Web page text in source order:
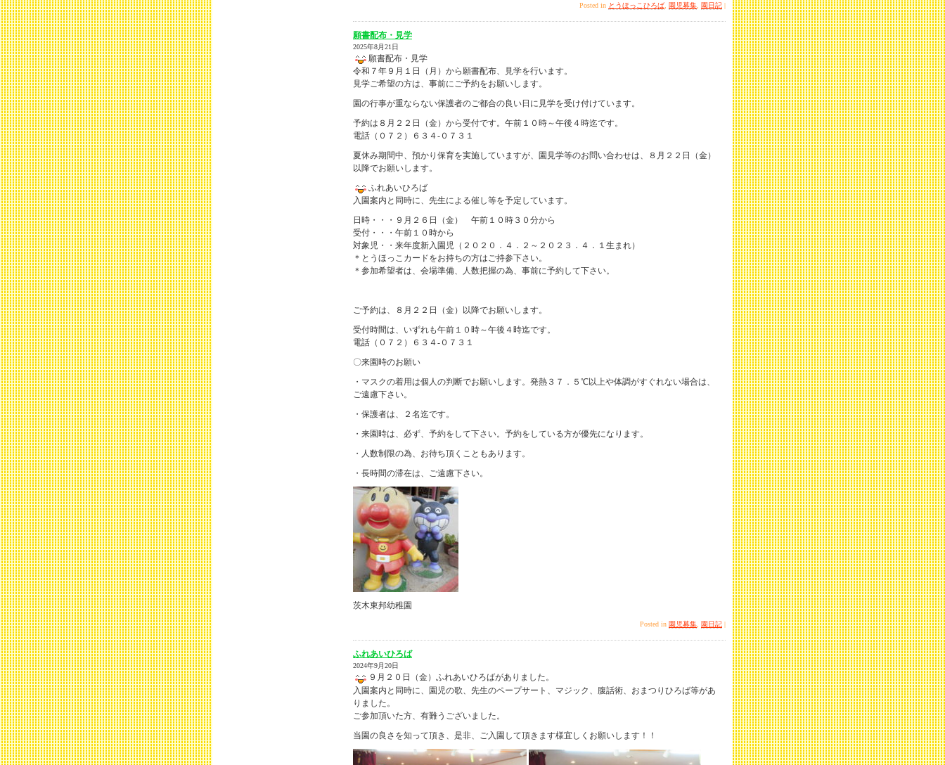
Posted in とうほっこひろば 園児募集 園日記 |
願書配布・見学
2025年8月21日
願書配布・見学
令和７年９月１日（月）から願書配布、見学を行います。
見学ご希望の方は、事前にご予約をお願いします。
園の行事が重ならない保護者のご都合の良い日に見学を受け付けています。
予約は８月２２日（金）から受付です。午前１０時～午後４時迄です。
電話（０７２）６３４-０７３１
夏休み期間中、預かり保育を実施していますが、園見学等のお問い合わせは、８月２２日（金）
以降でお願いします。
ふれあいひろば
入園案内と同時に、先生による催し等を予定しています。
日時・・・９月２６日（金） 午前１０時３０分から
受付・・・午前１０時から
対象児・・来年度新入園児（２０２０．４．２～２０２３．４．１生まれ）
＊とうほっこカードをお持ちの方はご持参下さい。
＊参加希望者は、会場準備、人数把握の為、事前に予約して下さい。
ご予約は、８月２２日（金）以降でお願いします。
受付時間は、いずれも午前１０時～午後４時迄です。
電話（０７２）６３４-０７３１
〇来園時のお願い
・マスクの着用は個人の判断でお願いします。発熱３７．５℃以上や体調がすぐれない場合は、
ご遠慮下さい。
・保護者は、２名迄です。
・来園時は、必ず、予約をして下さい。予約をしている方が優先になります。
・人数制限の為、お待ち頂くこともあります。
・長時間の滞在は、ご遠慮下さい。
茨木東邦幼稚園
Posted in 園児募集, 園日記 |
ふれあいひろば
2024年9月20日
９月２０日（金）ふれあいひろばがありました。
入園案内と同時に、園児の歌、先生のペープサート、マジック、腹話術、おまつりひろば等があ
りました。
ご参加頂いた方、有難うございました。
当園の良さを知って頂き、是非、ご入園して頂きます様宜しくお願いします！！